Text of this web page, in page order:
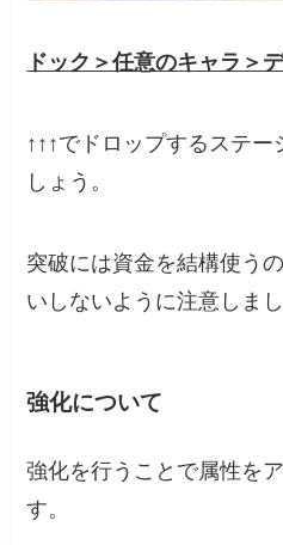
ドック＞任意のキャラ＞
↑↑↑でドロップするステー
しょう。
突破には資金を結構使う
いしないように注意しまし
強化について
強化を行うことで属性を
す。